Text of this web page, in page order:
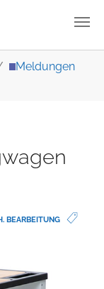
Meldungen
BEARBEITUNG